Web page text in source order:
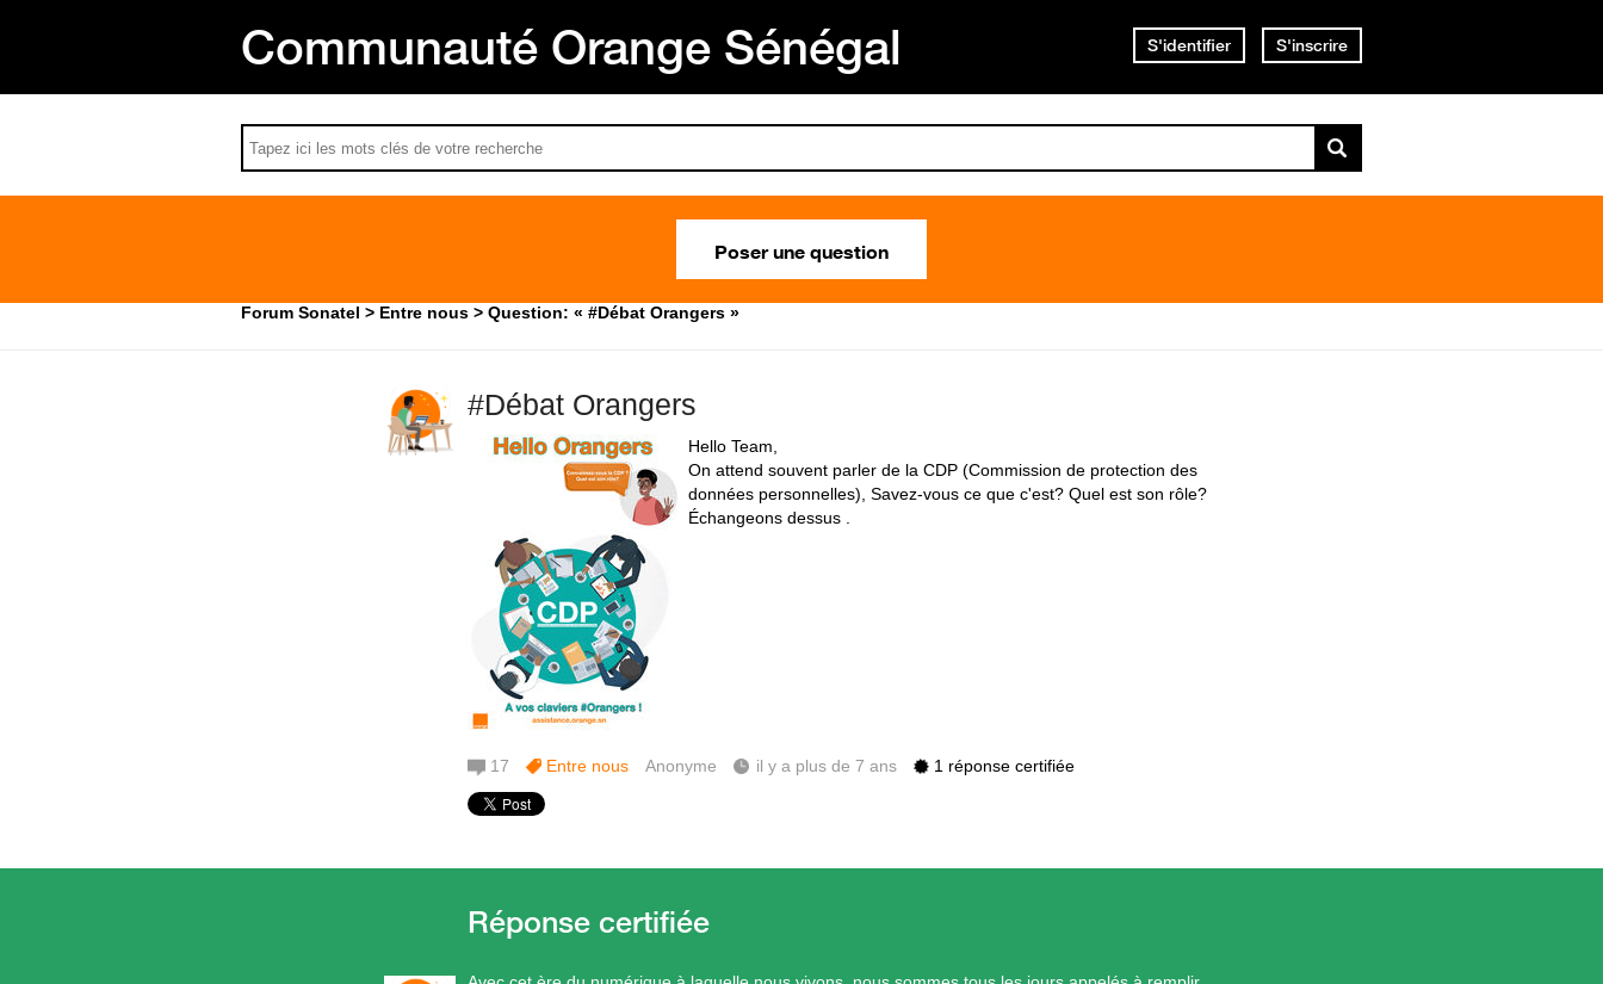
Communauté Orange Sénégal S'identifier S'inscrire
Poser une question
Forum Sonatel Entre nous Question: « #Débat Orangers »
#Débat Orangers
Hello Team,
On attend souvent parler de la CDP (Commission de protection des
données personnelles), Savez-vous ce que c'est? Quel est son rôle?
Échangeons dessus .
17 Entre nous Anonyme il y a plus de 7 ans 1 réponse certifiée